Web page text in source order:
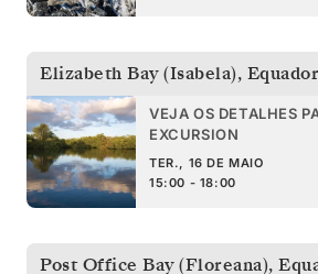
Elizabeth Bay (Isabela), Equador
VEJA OS DETALHES
EXCURSION
TER., 16 DE MAIO
15:00 - 18:00
Post Office Bay (Floreana),